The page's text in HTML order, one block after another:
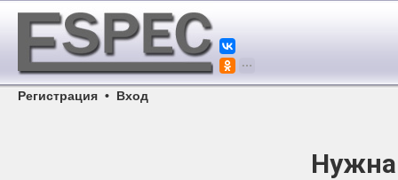
Регистрация • Вход
Нужна